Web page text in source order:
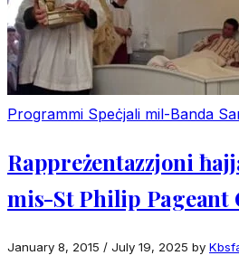
Programmi Speċjali mil-Banda
Rappreżentazzjoni
mis-St Philip Pageant
January 8, 2015 / July 19, 2025 by